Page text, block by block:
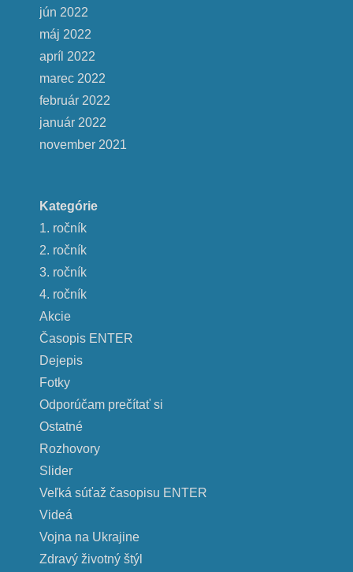
jún 2022
máj 2022
apríl 2022
marec 2022
február 2022
január 2022
november 2021
Kategórie
1. ročník
2. ročník
3. ročník
4. ročník
Akcie
Časopis ENTER
Dejepis
Fotky
Odporúčam prečítať si
Ostatné
Rozhovory
Slider
Veľká súťaž časopisu ENTER
Videá
Vojna na Ukrajine
Zdravý životný štýl